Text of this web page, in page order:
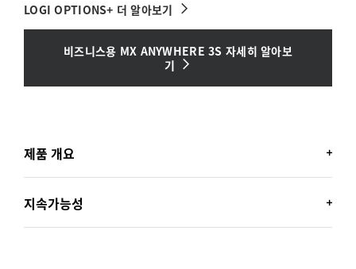
LOGI OPTIONS+ 더 알아보기
비즈니스용 MX ANYWHERE 3S 자세히 알아보
기
제품 개요
비즈니스용 MX ANYWHERE 3S
지속가능성